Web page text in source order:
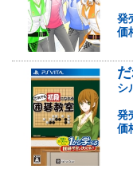
発
価
シ
発
価